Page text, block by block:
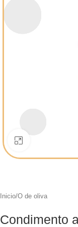
Inicio/O de oliva
Condimento